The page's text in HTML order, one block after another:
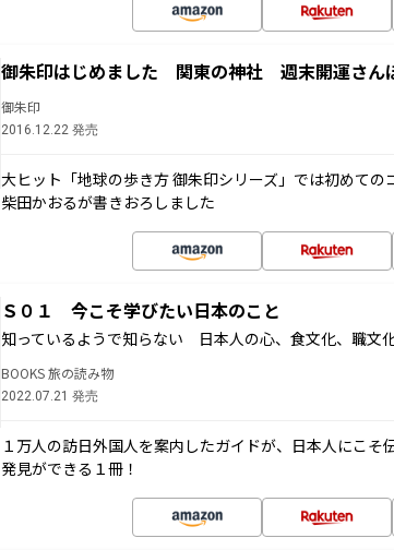
御朱印はじめました 関東の神社 週末開運さん
御朱印
2016.12.22 発売
大ヒット「地球の歩き方 御朱印シリーズ」では初めて
柴田かおるが書きおろしました
Ｓ０１ 今こそ学びたい日本のこと
知っているようで知らない 日本人の心、食文化、職文
BOOKS 旅の読み物
2022.07.21 発売
１万人の訪日外国人を案内したガイドが、日本人にこ
発見ができる１冊！